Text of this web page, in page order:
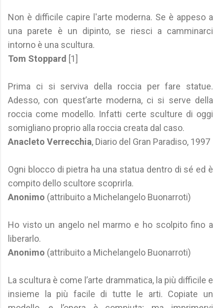
Non è difficile capire l'arte moderna. Se è appeso a
una parete è un dipinto, se riesci a camminarci
intorno è una scultura.
Tom Stoppard [1]
Prima ci si serviva della roccia per fare statue.
Adesso, con quest’arte moderna, ci si serve della
roccia come modello. Infatti certe sculture di oggi
somigliano proprio alla roccia creata dal caso.
Anacleto Verrecchia, Diario del Gran Paradiso, 1997
Ogni blocco di pietra ha una statua dentro di sé ed è
compito dello scultore scoprirla.
Anonimo (attribuito a Michelangelo Buonarroti)
Ho visto un angelo nel marmo e ho scolpito fino a
liberarlo.
Anonimo (attribuito a Michelangelo Buonarroti)
La scultura è come l’arte drammatica, la più difficile e
insieme la più facile di tutte le arti. Copiate un